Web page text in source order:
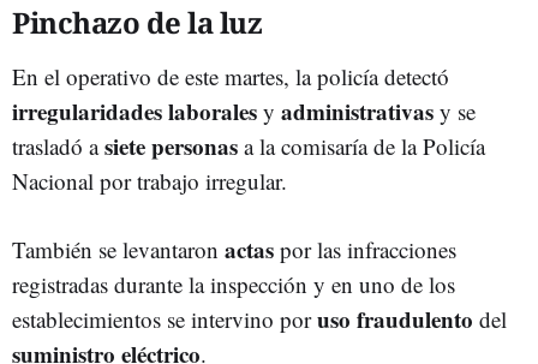
Pinchazo de la luz
En el operativo de este martes, la policía detectó
irregularidadeslaborales y administrativas y se
trasladó asiete personas a la comisaría de la Policía
Nacional por trabajo irregular.
También se levantaron actas por las infracciones
registradas durante la inspección y en uno de los
establecimientos se intervino poruso fraudulento del
suministro eléctrico.